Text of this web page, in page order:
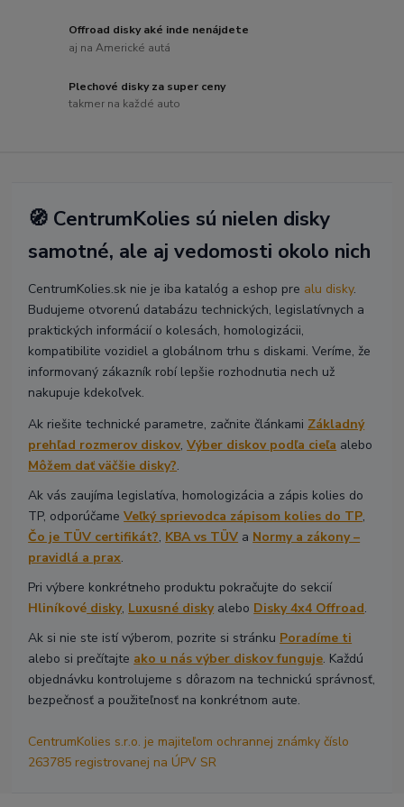
Offroad disky aké inde nenájdete
aj na Americké autá
Plechové disky za super ceny
takmer na každé auto
🧭 CentrumKolies sú nielen disky
samotné, ale aj vedomosti okolo nich
CentrumKolies.sk nie je iba katalóg a eshop pre alu disky.
Budujeme otvorenú databázu technických, legislatívnych a
praktických informácií o kolesách, homologizácii,
kompatibilite vozidiel a globálnom trhu s diskami. Veríme, že
informovaný zákazník robí lepšie rozhodnutia nech už
nakupuje kdekoľvek.
Ak riešite technické parametre, začnite článkami Základný
prehľad rozmerov diskov,Výber diskov podľa cieľa alebo
Môžem dať väčšie disky?.
Ak vás zaujíma legislatíva, homologizácia a zápis kolies do
TP, odporúčameVeľký sprievodca zápisom kolies do TP,
Čo je TÜV certifikát?, KBA vs TÜV a Normy a zákony –
pravidlá a prax.
Pri výbere konkrétneho produktu pokračujte do sekcií
Hliníkové disky, Luxusné diskyalebo Disky 4x4 Offroad.
Ak si nie ste istí výberom, pozrite si stránku Poradíme ti
alebo si prečítajte ako u nás výber diskov funguje. Každú
objednávku kontrolujeme s dôrazom na technickú správnosť,
bezpečnosť a použiteľnosť na konkrétnom aute.
CentrumKolies s.r.o. je majiteľom ochrannej známky číslo
263785 registrovanej na ÚPV SR